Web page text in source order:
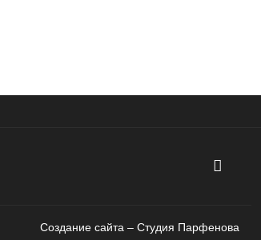
Создание сайта – Cтудия Парфенова